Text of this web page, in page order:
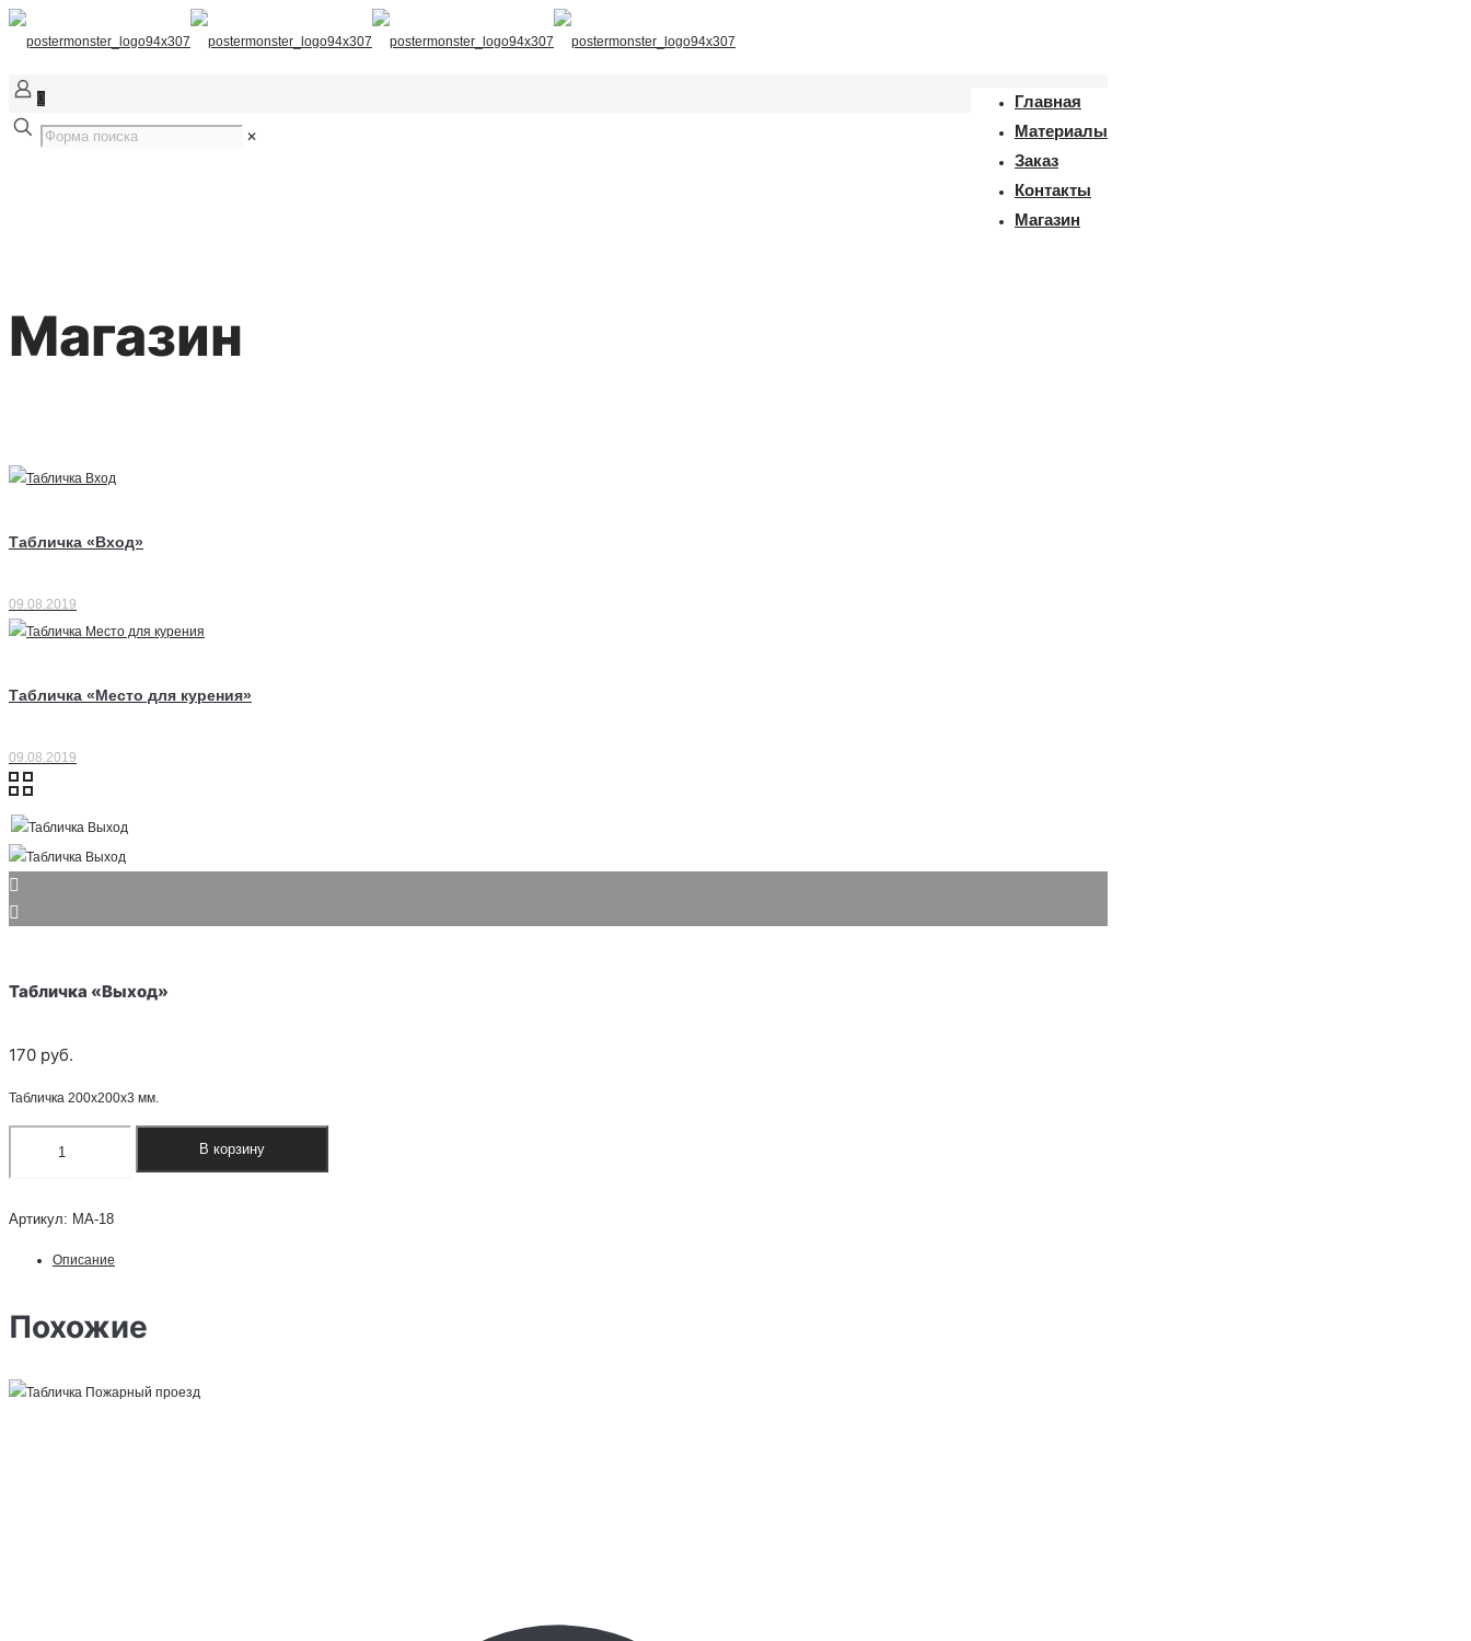
Главная
Материалы
Заказ
Контакты
Магазин
0
✕
Магазин
Табличка «Вход»
09.08.2019
Табличка «Место для курения»
09.08.2019
Табличка «Выход»
170 руб.
Табличка 200х200х3 мм.
"Выход"
В корзину
Артикул: МА-18
Описание
Похожие